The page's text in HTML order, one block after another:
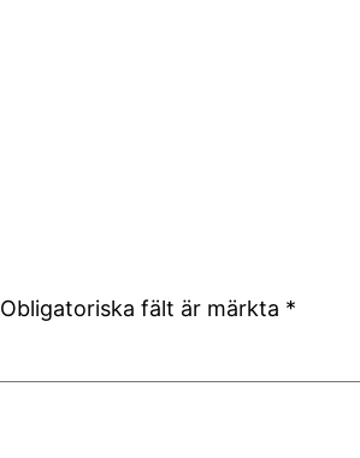
Obligatoriska fält är märkta *